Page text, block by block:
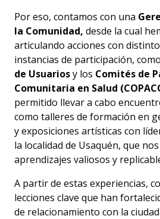
Por eso, contamos con una
la Comunidad, desde la cual
articulando acciones con
instancias de participación,
de Usuariosy los Comités de
Comunitaria en Salud
permitido llevar a cabo
como talleres de formación en
y exposiciones artísticas con
la localidad de Usaquén, que
aprendizajes valiosos y
A partir de estas experiencias,
lecciones clave que han
de relacionamiento con la